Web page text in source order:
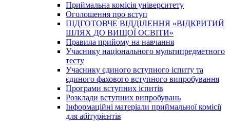
Приймальна комісія університету
Оголошення про вступ
ПІДГОТОВЧЕ ВІДДІЛЕННЯ «ВІДКРИТИЙ
ШЛЯХ ДО ВИЩОЇ ОСВІТИ»
Правила прийому на навчання
Учаснику національного мультипредметного
тесту
Учаснику єдиного вступного іспиту та
єдиного фахового вступного випробування
Програми вступних іспитів
Розклади вступних випробувань
Інформаційні матеріали приймальної комісії
для абітурієнтів